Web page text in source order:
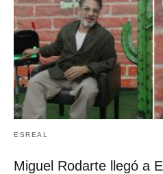
ESREAL
Miguel Rodarte llegó a